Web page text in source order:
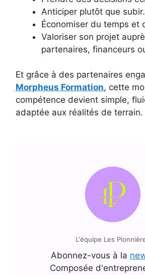
Anticiper plutôt que subir.
Économiser du temps et
Valoriser son projet
partenaires, financeurs
Et grâce à des partenaires
Morpheus Formation, cette
compétence devient simple,
adaptée aux réalités de terrain.
L'équipe Les
Abonnez-vous à la
Composée